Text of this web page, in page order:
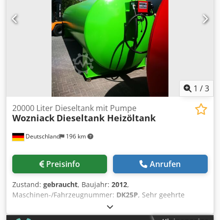
1 /3
Deutschland 196 km
20000 Liter Dieseltank mit Pumpe
Wozniack Dieseltank Heizöltank
Preisinfo Anrufen
Zustand: gebraucht, Baujahr: 2012,
Maschinen-/Fahrzeugnummer: DK25P, Sehr geehrte
Damen und Herren, wir bieten hier wie folgt an: 20 m³
Nenninhalt gebraucht, überholt (geschliffen, grundiert